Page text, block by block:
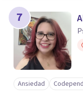
7
Ansiedad